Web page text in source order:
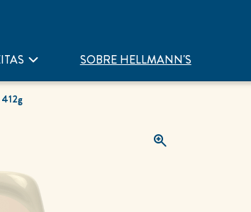
SOBRE HELLMANN'S